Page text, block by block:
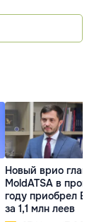
Новый врио главы
MoldATSA в
году приобрел
за 1,1 млн леев